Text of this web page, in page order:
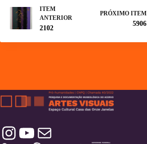
ITEM
ANTERIOR
2102
PRÓXIMO ITEM
5906
Instagram YouTube Contatos